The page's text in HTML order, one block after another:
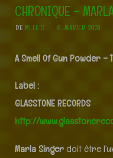
CHRONIQUE –
DEMLLE S 6 JANVIER 2023
A Smell Of Gun Powder
Label :
GLASSTONE RECORDS
http://
Marla Singerdoit être